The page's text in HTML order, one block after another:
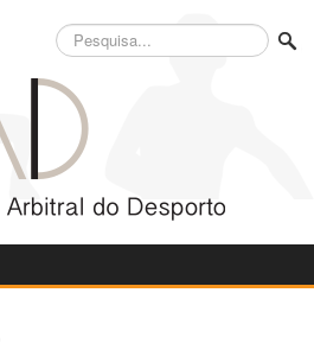
Pesquisa...